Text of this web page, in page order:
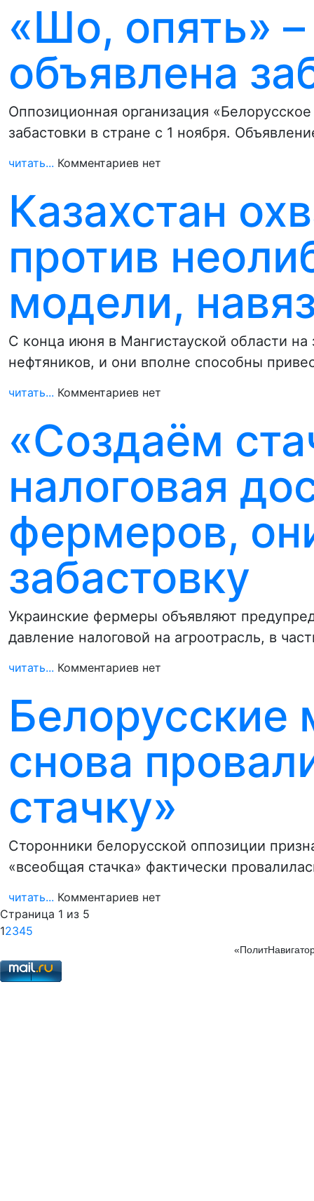
«Шо, опять»
объявлена
Оппозиционная организация
забастовки в стране с 1 ноября.
читать... Комментариев нет
Казахстан
против
модели,
С конца июня в Мангистауской области на
нефтяников, и они вполне способны
читать... Комментариев нет
«Создаём
налоговая
фермеров,
забастовку
Украинские фермеры объявляют
давление налоговой на агроотрасль, в
читать... Комментариев нет
снова
стачку»
Сторонники белорусской оппозиции
«всеобщая стачка» фактически
читать... Комментариев нет
Страница 1 из 5
12345